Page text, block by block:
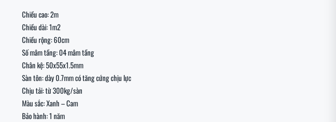
Chiều cao: 2m
Chiều dài: 1m2
Chiều rộng: 60cm
Số mâm tầng: 04 mâm tầng
Chân kệ: 50x55x1.5mm
Sàn tôn: dày 0.7mm có tăng cứng chịu lực
Chịu tải: từ 300kg/sàn
Màu sắc: Xanh – Cam
Bảo hành: 1 năm